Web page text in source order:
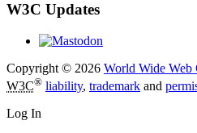
W3C Updates
Copyright © 2026 World Wide Web
W3C® liability, trademark and
Log In